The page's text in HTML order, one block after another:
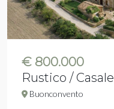
€ 800.000
Rustico / Casale
Buonconvento